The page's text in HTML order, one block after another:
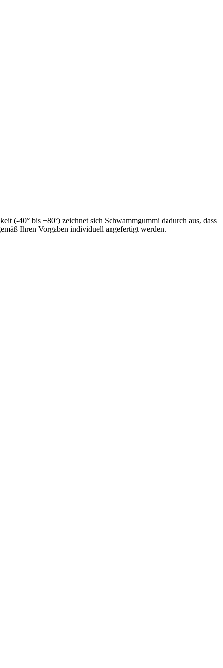
(-40° bis +80°) zeichnet sich Schwammgummi dadurch aus, dass
Ihren Vorgaben individuell angefertigt werden.